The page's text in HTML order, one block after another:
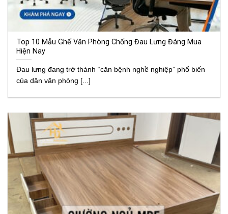
Top 10 Mẫu Ghế Văn Phòng Chống Đau Lưng Đáng Mua
Hiện Nay
Đau lưng đang trở thành “căn bệnh nghề nghiệp” phổ biến
của dân văn phòng [...]